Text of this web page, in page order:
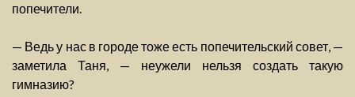
попечители.
— Ведь у нас в городе тоже есть попечительский совет, —
заметила Таня, — неужели нельзя создать такую
гимназию?